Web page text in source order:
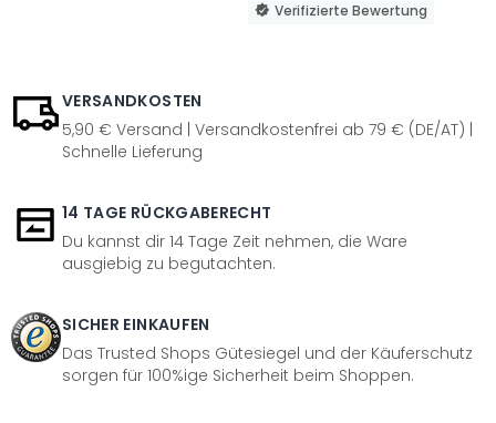
Verifizierte Bewertung
VERSANDKOSTEN
5,90 € Versand | Versandkostenfrei ab 79 € (DE/AT) |
Schnelle Lieferung
14 TAGE RÜCKGABERECHT
Du kannst dir 14 Tage Zeit nehmen, die Ware
ausgiebig zu begutachten.
SICHER EINKAUFEN
Das Trusted Shops Gütesiegel und der Käuferschutz
sorgen für 100%ige Sicherheit beim Shoppen.